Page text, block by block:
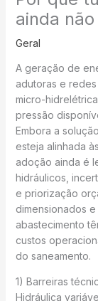
ainda
Geral
A geração de
adutoras e
micro-
pressão
Embora a
esteja alinhada
adoção ainda é
hidráulicos,
e priorização
dimensionados
abastecimento
custos
do saneamento.
1) Barreiras
Hidráulica